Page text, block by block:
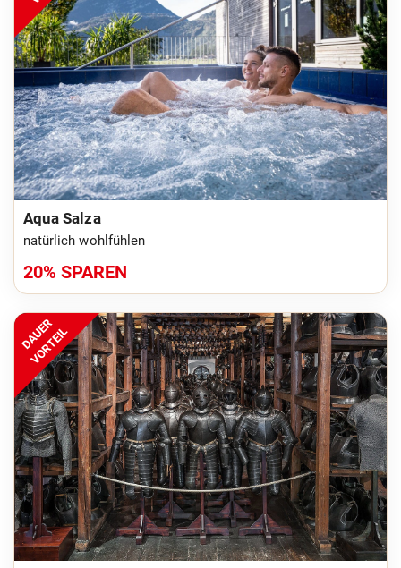
Aqua Salza
natürlich wohlfühlen
20% SPAREN
DAUER
VORTEIL